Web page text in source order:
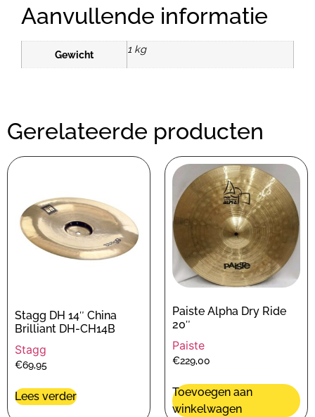
Aanvullende informatie
Gewicht 1 kg
Gerelateerde producten
Stagg DH 14″ China
Brilliant DH-CH14B
Stagg
€69,95
Lees verder
Paiste Alpha Dry Ride
20″
Paiste
€229,00
Toevoegen aan
winkelwagen